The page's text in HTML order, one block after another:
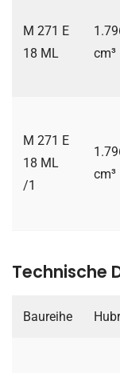
M 271 E
18 ML
cm³
M 271 E
18 ML
/1
cm³
Technische
Baureihe